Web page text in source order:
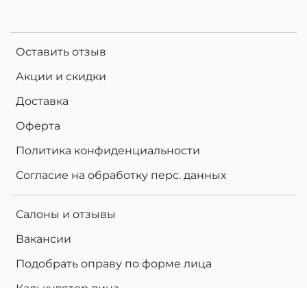
Оставить отзыв
Акции и скидки
Доставка
Оферта
Политика конфиденциальности
Согласие на обработку перс. данных
Салоны и отзывы
Вакансии
Подобрать оправу по форме лица